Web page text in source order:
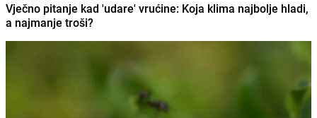
Vječno pitanje kad 'udare' vrućine: Koja klima najbolje hladi,
a najmanje troši?